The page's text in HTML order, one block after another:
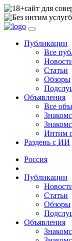
сайт для
Публикации
Все
Статьи
Обзоры
Объявления
Все
Интим
Раздень с ИИ
Россия
Публикации
Статьи
Обзоры
Объявления